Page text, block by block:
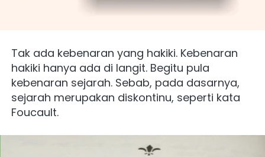
Tak ada kebenaran yang hakiki. Kebenaran
hakiki hanya ada di langit. Begitu pula
kebenaran sejarah. Sebab, pada dasarnya,
sejarah merupakan diskontinu, seperti kata
Foucault.